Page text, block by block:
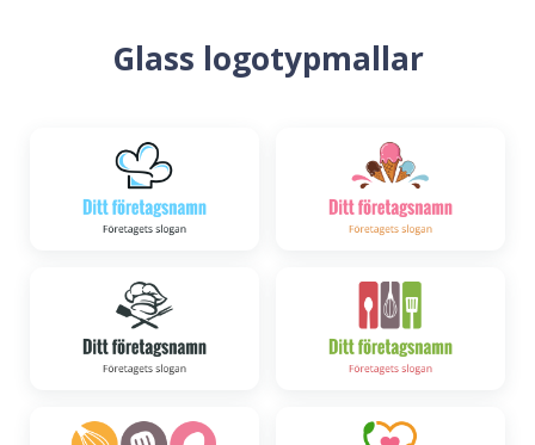
Glass logotypmallar